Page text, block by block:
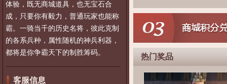
体验，既无商城道具，也无宝石合
成，只要你有毅力，普通玩家也能称
霸。一骑当千的历史名将，彼此克制
的各系兵种，属性随机的神兵利器，
都将是你争霸天下的制胜筹码。
客服信息
热门奖品